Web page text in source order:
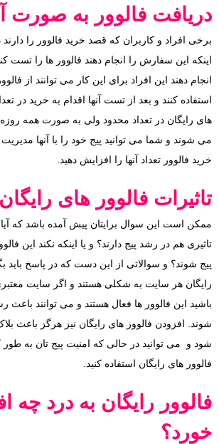
دریافت فالوور به صورت
برخی افراد و کاربران که قصد خرید فالوور را
اینکه این سفارش را انجام دهند فالوور ها را تست
انجام دهند این افراد برای این کار می توانند از
استفاده کنند و بعد از تست آنها اقدام به خرید در
های رایگان در تعداد محدود ولی به صورت همه
می شوند و شما می توانید پیج خود را با آنها
خرید فالوور تعداد آنها را افزایش دهید.
تاثیرات فالوور های
ممکن است این سوال برایتان پیش آمده باشد که آیا
تاثیری هم در رشد پیج دارند؟ و یا اینکه نکند این
پیج شوند؟ و سوالاتی از این دست که در پاسخ باید
رایگان هر سایت به شکلی هستند و اگر سایت
باشید این فالوور ها فعال هستند و می توانند باعث
شوند. افزودن فالوور های رایگان نیز هرگز باعث
شود و می توانید در حالی که امنیت پیج تان به
فالوور های رایگان استفاده کنید.
فالوور رایگان به درد چه
خورد؟